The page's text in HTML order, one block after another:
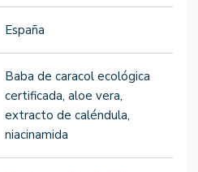
España
Baba de caracol ecológica
certificada, aloe vera,
extracto de caléndula,
niacinamida